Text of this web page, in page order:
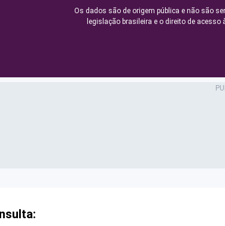
Os dados são de origem pública e não são
legislação brasileira e o direito de